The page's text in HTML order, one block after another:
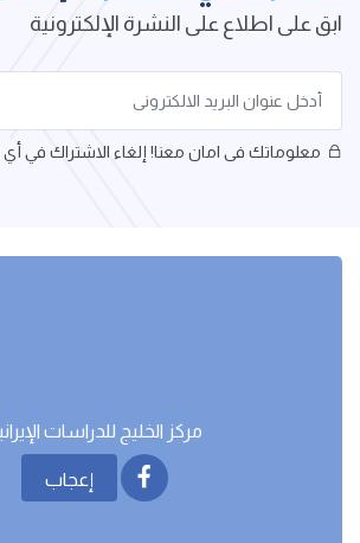
ابق على اطلاع على النشرة الإلكترونية
معلوماتك فى امان معنا! إلغاء الاشتراك في
مركز الخليج للدراسات
إعجاب